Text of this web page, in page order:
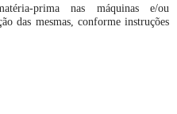
prima nas máquinas e/ou
das mesmas, conforme instruções